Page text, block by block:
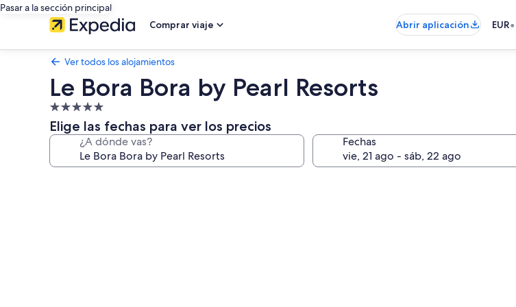
Pasar a la sección principal
Comprar viaje
Abrir aplicación EUR•
Ver todos los alojamientos
Le Bora Bora by Pearl Resorts
Alojamiento
de
5.0 estrellas
Elige las fechas para ver los precios
¿A dónde vas? Fechas